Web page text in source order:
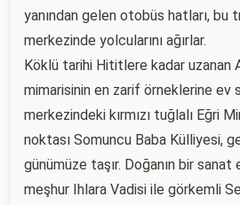
yanından gelen otobüs hatları, bu
merkezinde yolcularını ağırlar.
Köklü tarihi Hititlere kadar uzanan
mimarisinin en zarif örneklerine ev
merkezindeki kırmızı tuğlalı Eğri
noktası Somuncu Baba Külliyesi,
günümüze taşır. Doğanın bir
meşhur Ihlara Vadisi ile görkemli